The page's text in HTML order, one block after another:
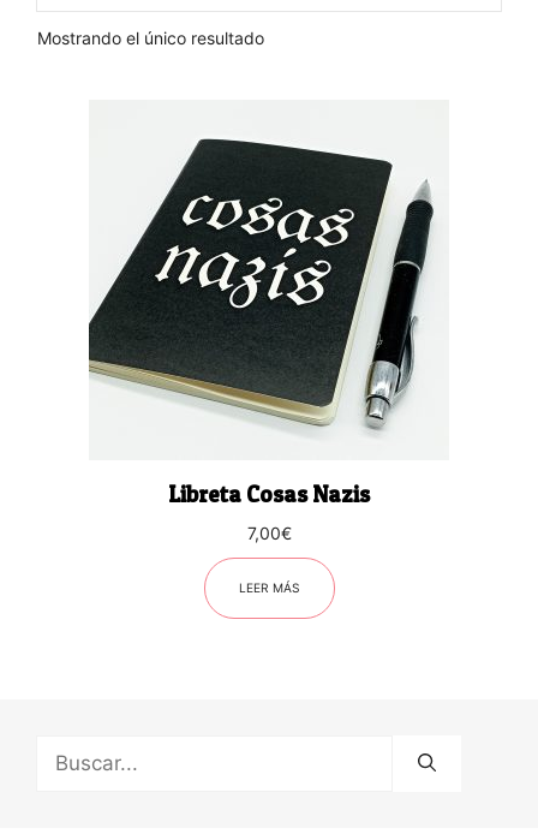
Mostrando el único resultado
Libreta Cosas Nazis
7,00€
LEER MÁS